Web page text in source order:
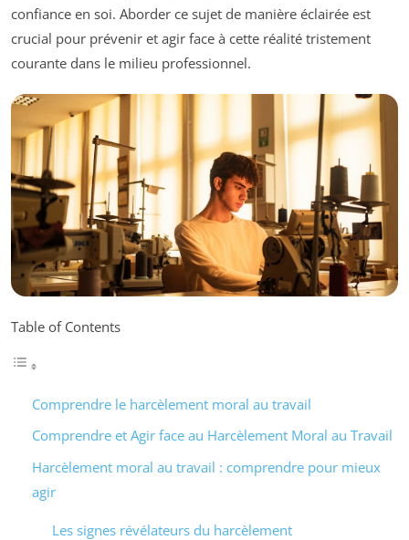
confiance en soi. Aborder ce sujet de manière éclairée est
crucial pour prévenir et agir face à cette réalité tristement
courante dans le milieu professionnel.
Table of Contents
Comprendre le harcèlement moral au travail
Comprendre et Agir face au Harcèlement Moral au Travail
Harcèlement moral au travail : comprendre pour mieux
agir
Les signes révélateurs du harcèlement